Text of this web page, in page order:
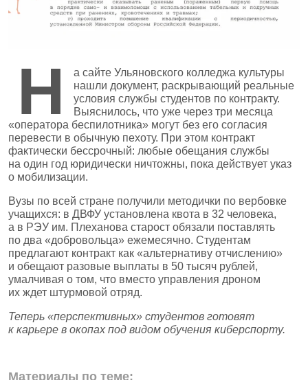
Н
а сайте Ульяновского колледжа культуры
нашли документ, раскрывающий реальные
условия службы студентов по контракту.
Выяснилось, что уже через три месяца
«оператора беспилотника» могут без его согласия
перевести в обычную пехоту. При этом контракт
фактически бессрочный: любые обещания службы
на один год юридически ничтожны, пока действует указ
о мобилизации.
Вузы по всей стране получили методички по вербовке
учащихся: в ДВФУ установлена квота в 32 человека,
а в РЭУ им. Плеханова старост обязали поставлять
по два «добровольца» ежемесячно. Студентам
предлагают контракт как «альтернативу отчислению»
и обещают разовые выплаты в 50 тысяч рублей,
умалчивая о том, что вместо управления дроном
их ждет штурмовой отряд.
Теперь «перспективных» студентов готовят
к карьере в окопах под видом обучения киберспорту.
Материалы по теме: